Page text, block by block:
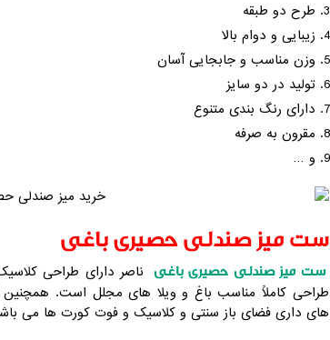
طرح دو طبقه
زیبایی و دوام بالا
وزن مناسب و جابجایی آسان
تولید در دو سایز
دارای رنگ بندی متنوع
مقرون به صرفه
و …
ست میز صندلی حصیری باغی
ست میز صندلی حصیری باغی ناصر دارای طراحی
طراحی کاملاً مناسب باغ و ویلا های مجلل است. همچنین
های داری فضای باز سنتی و کلاسیک و فوت کورت ها می